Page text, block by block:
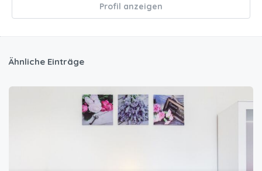
Profil anzeigen
Ähnliche Einträge